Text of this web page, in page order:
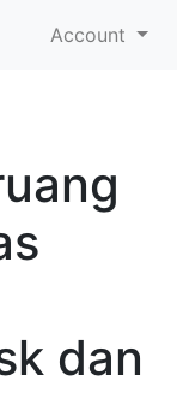
Account
dan